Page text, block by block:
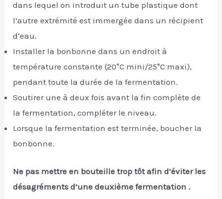
dans lequel on introduit un tube plastique dont
l’autre extrémité est immergée dans un récipient
d’eau.
Installer la bonbonne dans un endroit à
température constante (20°C mini/25°C maxi),
pendant toute la durée de la fermentation.
Soutirer une à deux fois avant la fin complète de
la fermentation, compléter le niveau.
Lorsque la fermentation est terminée, boucher la
bonbonne.
Ne pas mettre en bouteille trop tôt afin d’éviter les
désagréments d’une deuxième fermentation .